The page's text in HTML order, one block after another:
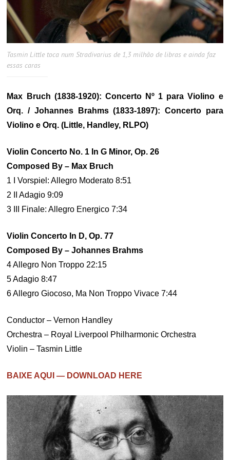
Tasmin Little toca num Stradivarius de 1,3 milhão de libras e ainda faz
essas caras
Max Bruch (1838-1920): Concerto Nº 1 para Violino e
Orq. / Johannes Brahms (1833-1897): Concerto para
Violino e Orq. (Little, Handley, RLPO)
Violin Concerto No. 1 In G Minor, Op. 26
Composed By – Max Bruch
1 I Vorspiel: Allegro Moderato 8:51
2 II Adagio 9:09
3 III Finale: Allegro Energico 7:34
Violin Concerto In D, Op. 77
Composed By – Johannes Brahms
4 Allegro Non Troppo 22:15
5 Adagio 8:47
6 Allegro Giocoso, Ma Non Troppo Vivace 7:44
Conductor – Vernon Handley
Orchestra – Royal Liverpool Philharmonic Orchestra
Violin – Tasmin Little
BAIXE AQUI — DOWNLOAD HERE